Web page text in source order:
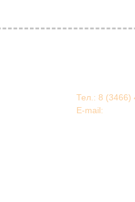
Тел.: 8 (3466)
E-mail: